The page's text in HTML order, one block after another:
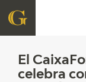
FUNDACIÓN
El
celebra